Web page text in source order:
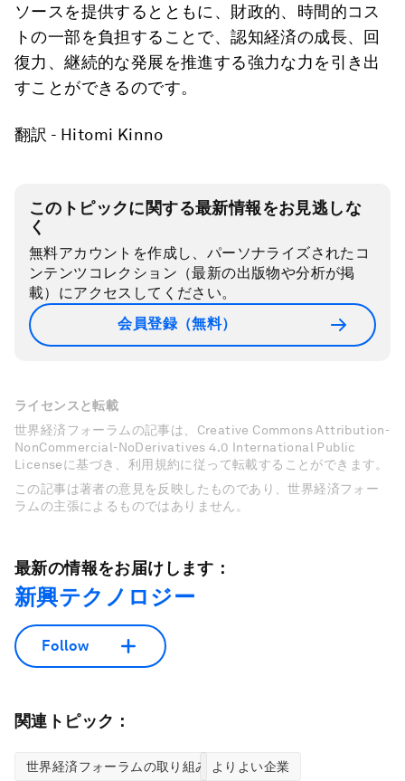
ソースを提供するとともに、財政的、時間的コス
トの一部を負担することで、認知経済の成長、回
復力、継続的な発展を推進する強力な力を引き出
すことができるのです。
翻訳 - Hitomi Kinno
このトピックに関する最新情報をお見逃しな
く
無料アカウントを作成し、パーソナライズされたコ
ンテンツコレクション（最新の出版物や分析が掲
載）にアクセスしてください。
会員登録（無料）
ライセンスと転載
世界経済フォーラムの記事は、Creative Commons Attribution-
NonCommercial-NoDerivatives 4.0 International Public
Licenseに基づき、利用規約に従って転載することができます。
この記事は著者の意見を反映したものであり、世界経済フォー
ラムの主張によるものではありません。
最新の情報をお届けします：
新興テクノロジー
Follow
関連トピック：
世界経済フォーラムの取り組み よりよい企業